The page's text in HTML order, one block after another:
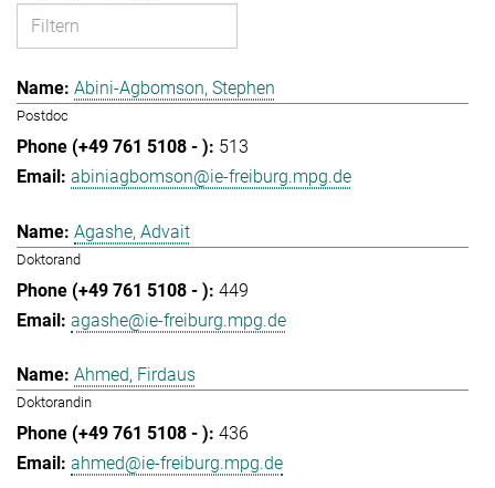
Abini-Agbomson, Stephen
Postdoc
513
abiniagbomson@ie-freiburg.mpg.de
Agashe, Advait
Doktorand
449
agashe@ie-freiburg.mpg.de
Ahmed, Firdaus
Doktorandin
436
ahmed@ie-freiburg.mpg.de